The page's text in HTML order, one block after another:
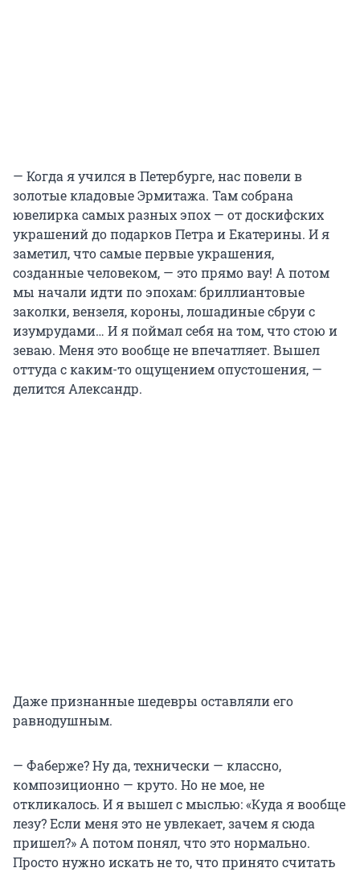
— Когда я учился в Петербурге, нас повели в
золотые кладовые Эрмитажа. Там собрана
ювелирка самых разных эпох — от доскифских
украшений до подарков Петра и Екатерины. И я
заметил, что самые первые украшения,
созданные человеком, — это прямо вау! А потом
мы начали идти по эпохам: бриллиантовые
заколки, вензеля, короны, лошадиные сбруи с
изумрудами… И я поймал себя на том, что стою и
зеваю. Меня это вообще не впечатляет. Вышел
оттуда с каким-то ощущением опустошения, —
делится Александр.
Даже признанные шедевры оставляли его
равнодушным.
— Фаберже? Ну да, технически — классно,
композиционно — круто. Но не мое, не
откликалось. И я вышел с мыслью: «Куда я вообще
лезу? Если меня это не увлекает, зачем я сюда
пришел?» А потом понял, что это нормально.
Просто нужно искать не то, что принято считать